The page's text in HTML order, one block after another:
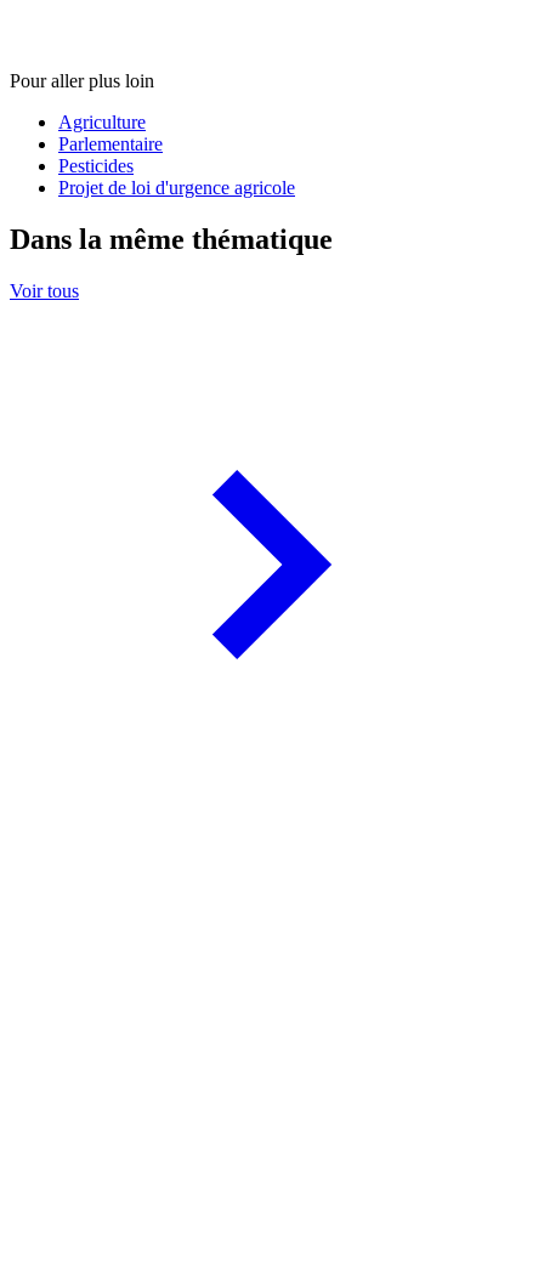
Pour aller plus loin
Agriculture
Parlementaire
Pesticides
Projet de loi d'urgence agricole
Dans la même thématique
Voir tous